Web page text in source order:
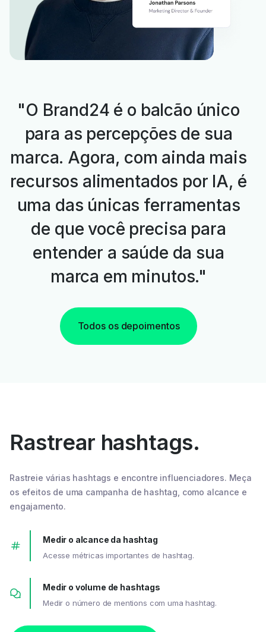
"O Brand24 é o balcão único
para as percepções de sua
marca. Agora, com ainda mais
recursos alimentados por IA, é
uma das únicas ferramentas
de que você precisa para
entender a saúde da sua
marca em minutos."
Todos os depoimentos
Rastrear hashtags.
Rastreie várias hashtags e encontre influenciadores. Meça
os efeitos de uma campanha de hashtag, como alcance e
engajamento.
Medir o alcance da hashtag
Acesse métricas importantes de hashtag.
Medir o volume de hashtags
Medir o número de mentions com uma hashtag.